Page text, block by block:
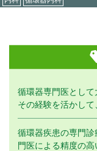
循環器専門医として
その経験を活かし
循環器疾患の専門
門医による精度の